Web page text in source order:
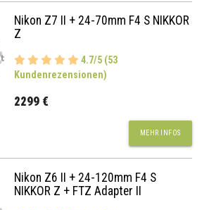
Nikon Z7 II + 24-70mm F4 S NIKKOR
Z
4.7/5 (53
Kundenrezensionen)
2299 €
MEHR INFOS
Nikon Z6 II + 24-120mm F4 S
NIKKOR Z + FTZ Adapter II